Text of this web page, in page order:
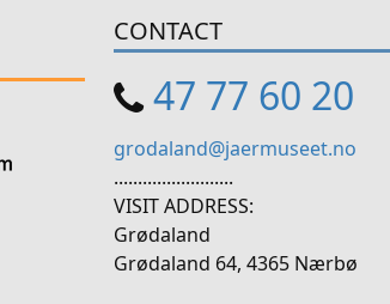
CONTACT
47 77 60 20
grodaland@jaermuseet.no
.........................
VISIT ADDRESS:
Grødaland
Grødaland 64, 4365 Nærbø